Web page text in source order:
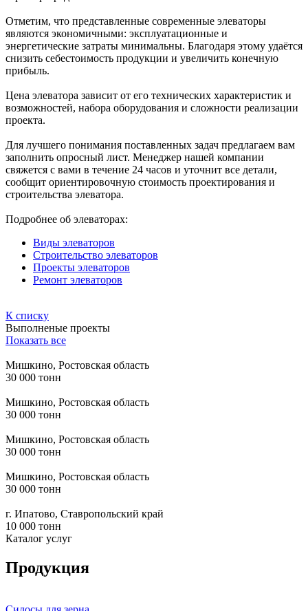
Отметим, что представленные современные элеваторы
являются экономичными: эксплуатационные и
энергетические затраты минимальны. Благодаря этому удаётся
снизить себестоимость продукции и увеличить конечную
прибыль.
Цена элеватора зависит от его технических характеристик и
возможностей, набора оборудования и сложности реализации
проекта.
Для лучшего понимания поставленных задач предлагаем вам
заполнить опросный лист. Менеджер нашей компании
свяжется с вами в течение 24 часов и уточнит все детали,
сообщит ориентировочную стоимость проектирования и
строительства элеватора.
Подробнее об элеваторах:
Виды элеваторов
Строительство элеваторов
Проекты элеваторов
Ремонт элеваторов
К списку
Выполненые проекты
Показать все
Мишкино, Ростовская область
30 000 тонн
Мишкино, Ростовская область
30 000 тонн
Мишкино, Ростовская область
30 000 тонн
Мишкино, Ростовская область
30 000 тонн
г. Ипатово, Ставропольский край
10 000 тонн
Каталог услуг
Продукция